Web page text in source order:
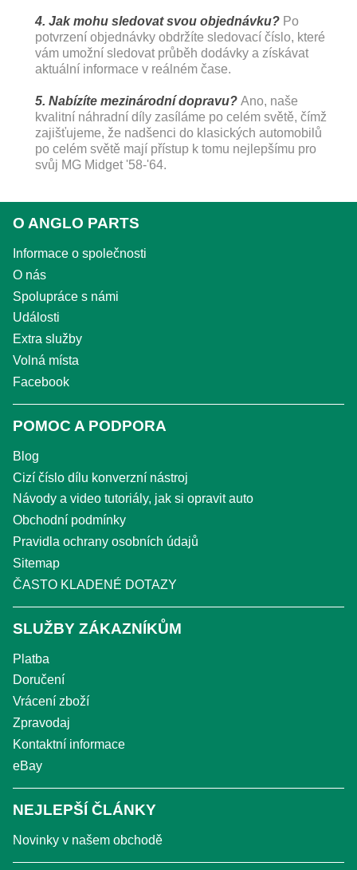
4. Jak mohu sledovat svou objednávku? Po
potvrzení objednávky obdržíte sledovací číslo, které
vám umožní sledovat průběh dodávky a získávat
aktuální informace v reálném čase.
5. Nabízíte mezinárodní dopravu? Ano, naše
kvalitní náhradní díly zasíláme po celém světě, čímž
zajišťujeme, že nadšenci do klasických automobilů
po celém světě mají přístup k tomu nejlepšímu pro
svůj MG Midget '58-'64.
O ANGLO PARTS
Informace o společnosti
O nás
Spolupráce s námi
Události
Extra služby
Volná místa
Facebook
POMOC A PODPORA
Blog
Cizí číslo dílu konverzní nástroj
Návody a video tutoriály, jak si opravit auto
Obchodní podmínky
Pravidla ochrany osobních údajů
Sitemap
ČASTO KLADENÉ DOTAZY
SLUŽBY ZÁKAZNÍKŮM
Platba
Doručení
Vrácení zboží
Zpravodaj
Kontaktní informace
eBay
NEJLEPŠÍ ČLÁNKY
Novinky v našem obchodě